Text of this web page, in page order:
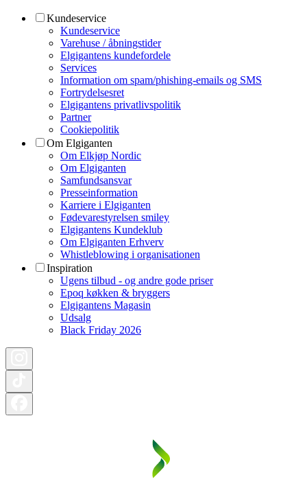
Kundeservice
Kundeservice
Varehuse / åbningstider
Elgigantens kundefordele
Services
Information om spam/phishing-emails og SMS
Fortrydelsesret
Elgigantens privatlivspolitik
Partner
Cookiepolitik
Om Elgiganten
Om Elkjøp Nordic
Om Elgiganten
Samfundsansvar
Presseinformation
Karriere i Elgiganten
Fødevarestyrelsen smiley
Elgigantens Kundeklub
Om Elgiganten Erhverv
Whistleblowing i organisationen
Inspiration
Ugens tilbud - og andre gode priser
Epoq køkken & bryggers
Elgigantens Magasin
Udsalg
Black Friday 2026